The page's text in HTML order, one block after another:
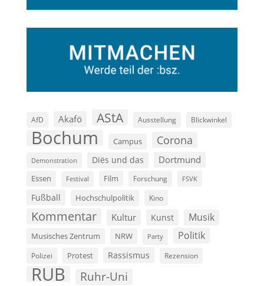
AfD Akafö AStA Ausstellung Blickwinkel
Bochum Campus Corona
Demonstration Diës und das Dortmund
Essen Festival Film Forschung FSVK
Fußball Hochschulpolitik Kino
Kommentar Kultur Kunst Musik
Musisches Zentrum NRW Party Politik
Polizei Protest Rassismus Rezension
RUB Ruhr-Uni